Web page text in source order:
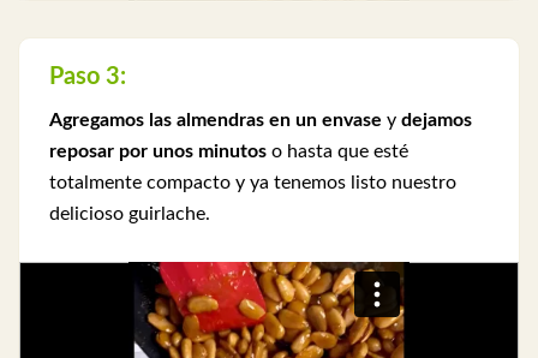
Paso 3:
Agregamos las almendras en un envase y dejamos
reposar por unos minutos o hasta que esté
totalmente compacto y ya tenemos listo nuestro
delicioso guirlache.